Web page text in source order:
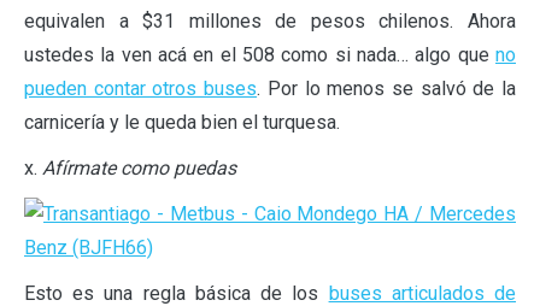
equivalen a $31 millones de pesos chilenos. Ahora
ustedes la ven acá en el 508 como si nada… algo que no
pueden contar otros buses. Por lo menos se salvó de la
carnicería y le queda bien el turquesa.
x. Afírmate como puedas
Esto es una regla básica de los buses articulados de